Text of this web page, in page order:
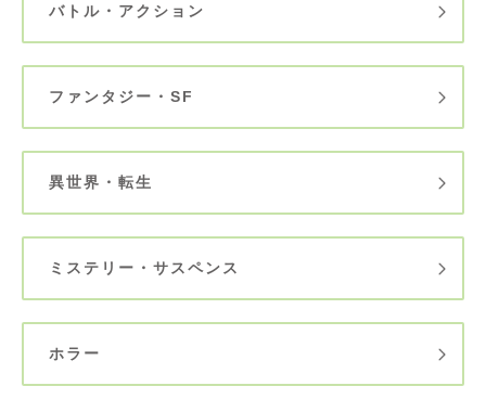
バトル・アクション
ファンタジー・SF
異世界・転生
ミステリー・サスペンス
ホラー